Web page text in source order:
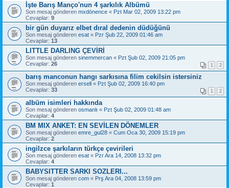
İşte Barış Manço'nun 4 şarkılık Albümü
Son mesaj gönderen mxdönence « Pzt Mar 02, 2009 13:22 pm
Cevaplar: 9
bir gün duyarız elbet dıral dedenin düdüğünü
Son mesaj gönderen esat « Pzr Şub 22, 2009 01:46 am
Cevaplar: 13
LITTLE DARLING ÇEVİRİ
Son mesaj gönderen sinemmercan « Pzt Şub 02, 2009 21:05 pm
Cevaplar: 26 1 2
barış manconun hangı sarkısına filim cekilsin istersiniz
Son mesaj gönderen ersell « Pzt Şub 02, 2009 16:40 pm
Cevaplar: 33 1 2
albüm isimleri hakkında
Son mesaj gönderen osmanlı « Pzt Şub 02, 2009 01:48 am
Cevaplar: 4
BM MIX ANKET: EN SEVİLEN DÖNEMLER
Son mesaj gönderen emre_gul28 « Cum Oca 30, 2009 15:19 pm
Cevaplar: 2
ingilzce şarkıların türkçe çevirileri
Son mesaj gönderen esat « Pzr Ara 14, 2008 13:32 pm
Cevaplar: 4
BABYSITTER SARKI SOZLERI...
Son mesaj gönderen com « Prş Ara 04, 2008 13:59 pm
Cevaplar: 1